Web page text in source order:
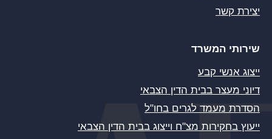
יצירת קשר
שירותי המשרד
ייצוג אנשי קבע
דיוני מעצר בבית הדין הצבאי
הסדרת מעמד לגרים בחו"ל
ייעוץ בחקירות מצ"ח וייצוג בבית הדין הצבאי